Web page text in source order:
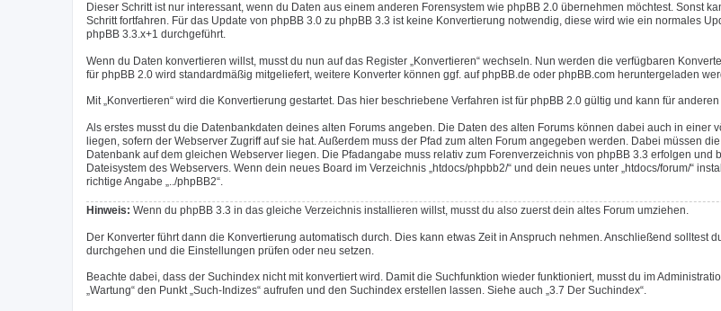
Dieser Schritt ist nur interessant, wenn du Daten aus einem anderen Forensystem wie phpBB 2.0 übernehmen möchtest. Sonst
Schritt fortfahren. Für das Update von phpBB 3.0 zu phpBB 3.3 ist keine Konvertierung notwendig, diese wird wie ein normales
phpBB 3.3.x+1 durchgeführt.
Wenn du Daten konvertieren willst, musst du nun auf das Register „Konvertieren“ wechseln. Nun werden die verfügbaren
für phpBB 2.0 wird standardmäßig mitgeliefert, weitere Konverter können ggf. auf phpBB.de oder phpBB.com heruntergeladen
Mit „Konvertieren“ wird die Konvertierung gestartet. Das hier beschriebene Verfahren ist für phpBB 2.0 gültig und kann für
Als erstes musst du die Datenbankdaten deines alten Forums angeben. Die Daten des alten Forums können dabei auch in einer
liegen, sofern der Webserver Zugriff auf sie hat. Außerdem muss der Pfad zum alten Forum angegeben werden. Dabei müssen
Datenbank auf dem gleichen Webserver liegen. Die Pfadangabe muss relativ zum Forenverzeichnis von phpBB 3.3 erfolgen und
Dateisystem des Webservers. Wenn dein neues Board im Verzeichnis „htdocs/phpbb2/“ und dein neues unter „htdocs/forum/“
richtige Angabe „../phpBB2“.
Hinweis: Wenn du phpBB 3.3 in das gleiche Verzeichnis installieren willst, musst du also zuerst dein altes Forum umziehen.
Der Konverter führt dann die Konvertierung automatisch durch. Dies kann etwas Zeit in Anspruch nehmen. Anschließend solltest
durchgehen und die Einstellungen prüfen oder neu setzen.
Beachte dabei, dass der Suchindex nicht mit konvertiert wird. Damit die Suchfunktion wieder funktioniert, musst du im
„Wartung“ den Punkt „Such-Indizes“ aufrufen und den Suchindex erstellen lassen. Siehe auch „3.7 Der Suchindex“.